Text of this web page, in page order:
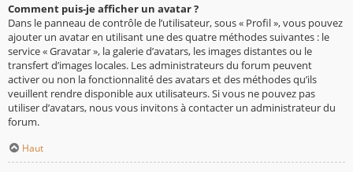
Comment puis-je afficher un avatar ?
Dans le panneau de contrôle de l’utilisateur, sous « Profil », vous pouvez
ajouter un avatar en utilisant une des quatre méthodes suivantes : le
service « Gravatar », la galerie d’avatars, les images distantes ou le
transfert d’images locales. Les administrateurs du forum peuvent
activer ou non la fonctionnalité des avatars et des méthodes qu’ils
veuillent rendre disponible aux utilisateurs. Si vous ne pouvez pas
utiliser d’avatars, nous vous invitons à contacter un administrateur du
forum.
Haut